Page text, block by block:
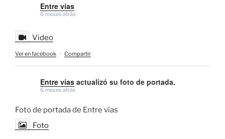
Entre vías
6 meses atrás
Video
Ver en facebook · Compartir
Entre vías actualizó su foto de portada.
6 meses atrás
Foto de portada de Entre vías
Foto